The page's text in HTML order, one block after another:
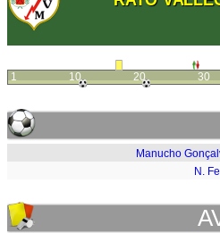
1 10 20 30
Manucho
N.